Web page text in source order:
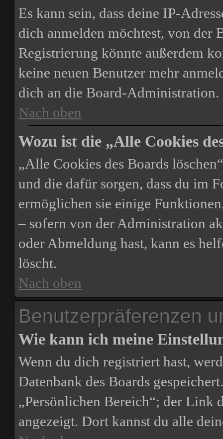
Es kann sein, dass deine IP-
dich anmelden möchtest, von
Registrierung könnte außerdem
keine neuen Benutzer mehr
dich an die Board-Administration.
Nach oben
Wozu ist die „Alle Cookies
„Alle Cookies des Boards
und die dafür sorgen, dass du im
ermöglichen sie einige
– sofern von der Administration
oder Abmeldung hast, kann es
löscht.
Nach oben
Benutzerpräferenzen
Wie kann ich meine
Wenn du dich registriert hast,
Datenbank des Boards
„Persönlichen Bereich“; der Link
angezeigt. Dort kannst du alle